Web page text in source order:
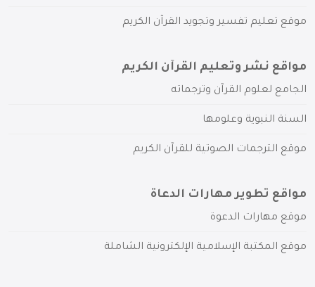
موقع تعليم تفسير وتجويد القرآن الكريم
مواقع نشر وتعليم القرآن الكريم
الجامع لعلوم القرآن وترجماته
السنة النبوية وعلومها
موقع الترجمات الصوتية للقرآن الكريم
مواقع تطوير مهارات الدعاة
موقع مهارات الدعوة
موقع المكتبة الإسلامية الإلكترونية الشاملة